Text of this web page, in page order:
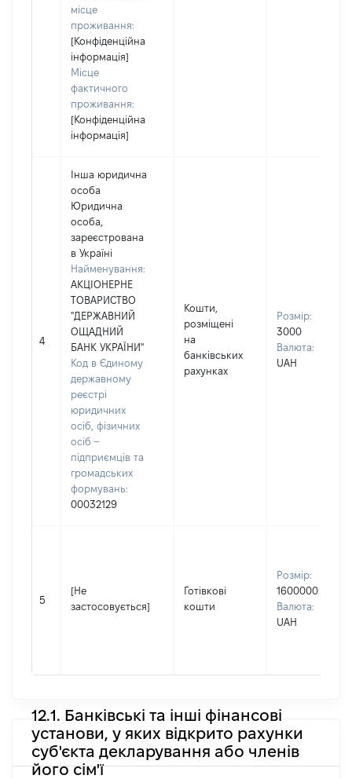
місце
проживання:
[Конфіденційна
інформація]
Місце
фактичного
проживання:
[Конфіденційна
інформація]
4
Інша юридична
особа
Юридична
особа,
зареєстрована
в Україні
Найменування:
АКЦІОНЕРНЕ
ТОВАРИСТВО
"ДЕРЖАВНИЙ
ОЩАДНИЙ
БАНК УКРАЇНИ"
Код в Єдиному
державному
реєстрі
юридичних
осіб, фізичних
осіб –
підприємців та
громадських
формувань:
00032129
Кошти,
розміщені
на
банківських
рахунках
Розмір:
3000
Валюта:
UAH
5
[Не
застосовується]
Готівкові
кошти
Розмір:
1600000
Валюта:
UAH
12.1. Банківські та інші фінансові
установи, у яких відкрито рахунки
суб'єкта декларування або членів
його сім'ї